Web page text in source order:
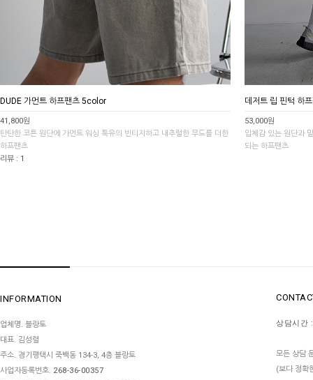
DUDE 가먼트 하프팬츠 5color
41,800원
탄탄한 코튼 원단에 가먼트 워싱 특유의 빈티지하고 내추럴한 무드를 더한
하프팬츠
리뷰 : 1
데저트 립 핀턱 하
53,000원
입체감 있는 원단과
되는 하프팬츠
INFORMATION
업체명. 블랑토
대표. 김성렬
주소. 경기평택시 죽백동 134-3, 4층 블랑토
사업자등록번호. 268-36-00357
상담시간
모든 상담
(보다 정확